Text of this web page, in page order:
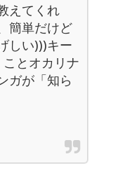
えてくれ
簡単だけど
しい)))キー
とオカリナ
ガが「知ら